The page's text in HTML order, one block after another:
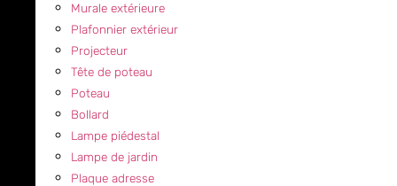
Murale extérieure
Plafonnier extérieur
Projecteur
Tête de poteau
Poteau
Bollard
Lampe piédestal
Lampe de jardin
Plaque adresse